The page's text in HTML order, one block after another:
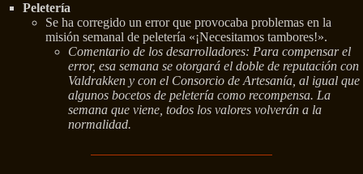
Peletería
Se ha corregido un error que provocaba problemas en la
misión semanal de peletería «¡Necesitamos tambores!».
Comentario de los desarrolladores: Para compensar el
error, esa semana se otorgará el doble de reputación con
Valdrakken y con el Consorcio de Artesanía, al igual que
algunos bocetos de peletería como recompensa. La
semana que viene, todos los valores volverán a la
normalidad.